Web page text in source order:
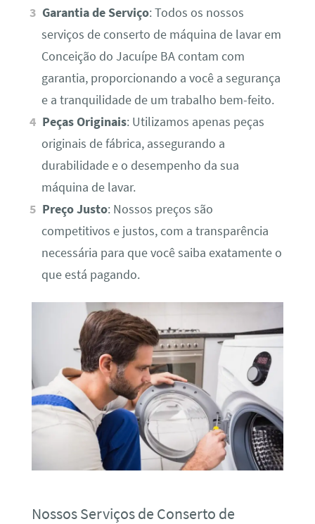
Garantia de Serviço: Todos os nossos
serviços de conserto de máquina de lavar em
Conceição do Jacuípe BA contam com
garantia, proporcionando a você a segurança
e a tranquilidade de um trabalho bem-feito.
Peças Originais: Utilizamos apenas peças
originais de fábrica, assegurando a
durabilidade e o desempenho da sua
máquina de lavar.
Preço Justo: Nossos preços são
competitivos e justos, com a transparência
necessária para que você saiba exatamente o
que está pagando.
Nossos Serviços de Conserto de